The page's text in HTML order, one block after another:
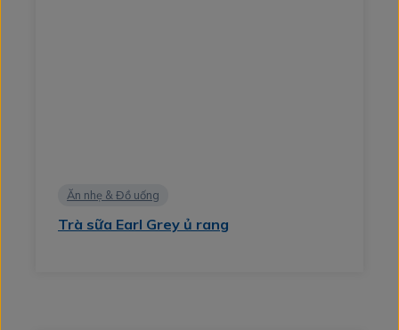
Ăn nhẹ & Đồ uống
Trà sữa Earl Grey ủ rang